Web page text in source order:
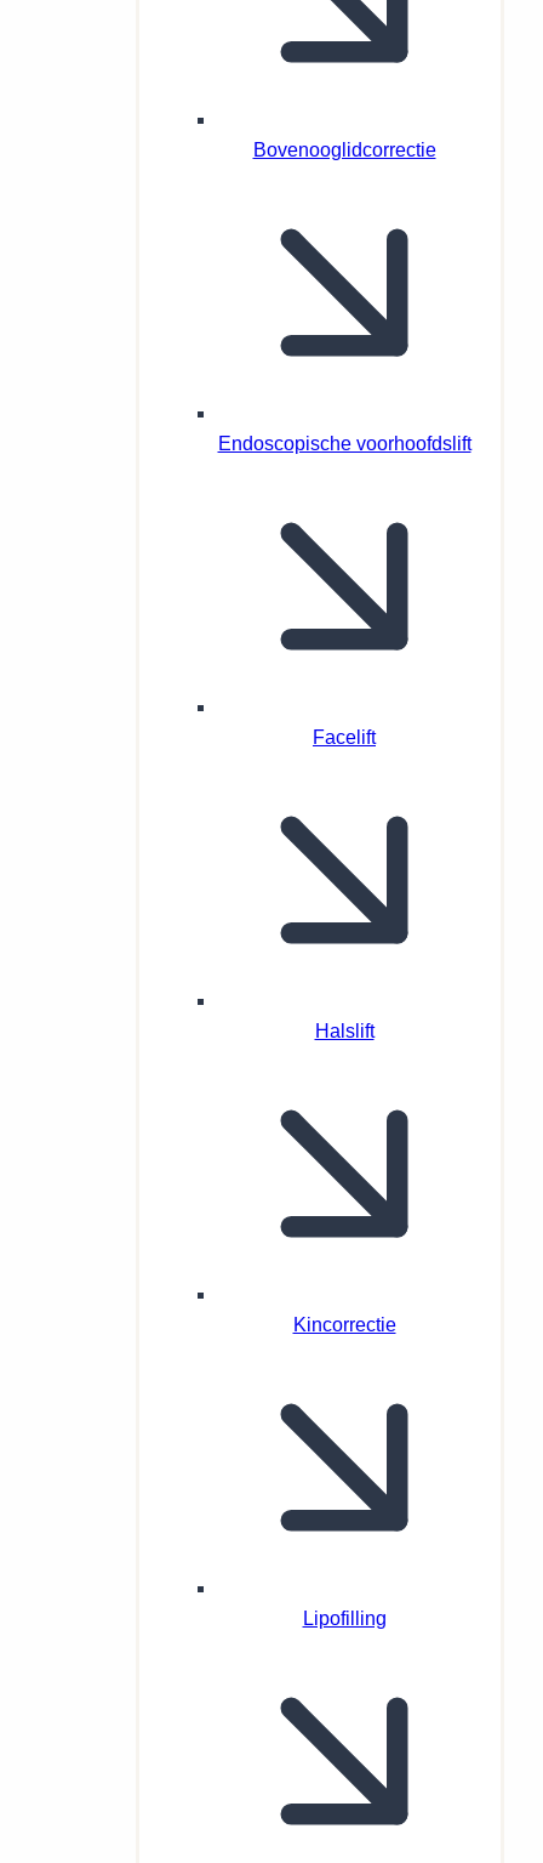
Bovenooglidcorrectie
Endoscopische voorhoofdslift
Facelift
Halslift
Kincorrectie
Lipofilling